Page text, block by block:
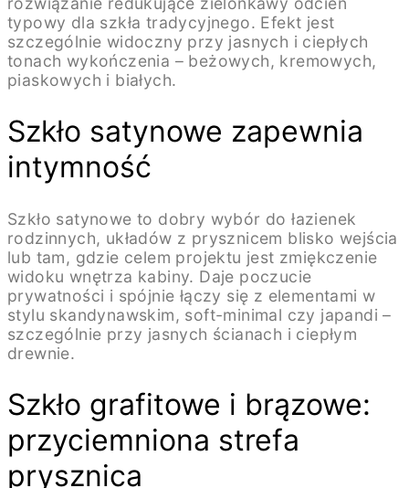
typowy dla szkła tradycyjnego. Efekt jest
szczególnie widoczny przy jasnych i ciepłych
tonach wykończenia – beżowych, kremowych,
piaskowych i białych.
Szkło satynowe zapewnia
intymność
Szkło satynowe to dobry wybór do łazienek
rodzinnych, układów z prysznicem blisko wejścia
lub tam, gdzie celem projektu jest zmiękczenie
widoku wnętrza kabiny. Daje poczucie
prywatności i spójnie łączy się z elementami w
stylu skandynawskim, soft-minimal czy japandi –
szczególnie przy jasnych ścianach i ciepłym
drewnie.
Szkło grafitowe i brązowe:
przyciemniona strefa
prysznica